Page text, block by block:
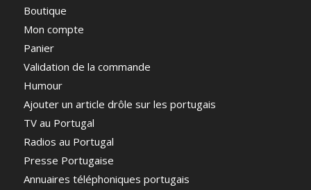
Boutique
Mon compte
Panier
Validation de la commande
Humour
Ajouter un article drôle sur les portugais
TV au Portugal
Radios au Portugal
Presse Portugaise
Annuaires téléphoniques portugais